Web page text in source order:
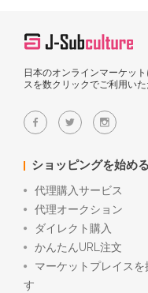
日本のオンラインマーケッ
スを数クリックでご利用いた
ショッピングを始める
代理購入サービス
代理オークション
ダイレクト購入
かんたんURL注文
マーケットプレイスを
す